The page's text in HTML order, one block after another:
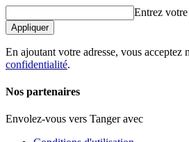
Entrez votre
Appliquer
En ajoutant votre adresse, vous acceptez
confidentialité.
Nos partenaires
Envolez-vous vers Tanger avec